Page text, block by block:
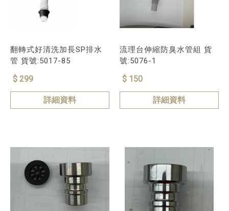
翻轉式好清洗加長SP排水
管 貨號:5017-85
$ 299
詳細資料
流理台伸縮防臭水管組 貨
號:5076-1
$ 150
詳細資料